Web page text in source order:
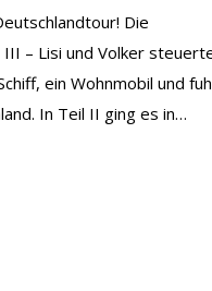
Die
– Lisi und Volker
ein Wohnmobil und
In Teil II ging es in…